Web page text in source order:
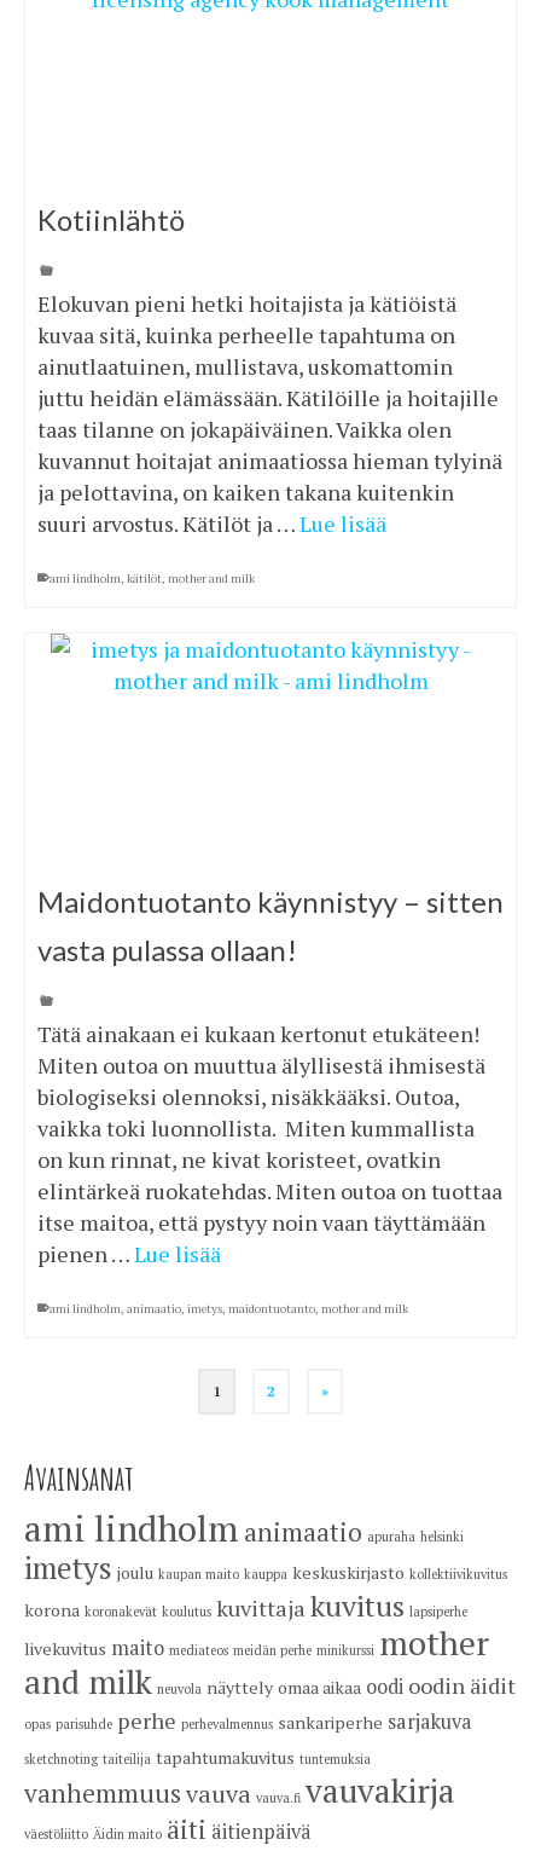
Kotiinlähtö
Elokuvan pieni hetki hoitajista ja kätiöistä
kuvaa sitä, kuinka perheelle tapahtuma on
ainutlaatuinen, mullistava, uskomattomin
juttu heidän elämässään. Kätilöille ja hoitajille
taas tilanne on jokapäiväinen. Vaikka olen
kuvannut hoitajat animaatiossa hieman tylyinä
ja pelottavina, on kaiken takana kuitenkin
suuri arvostus. Kätilöt ja …Lue lisää
ami lindholm, kätilöt, mother and milk
Maidontuotanto käynnistyy – sitten
vasta pulassa ollaan!
Tätä ainakaan ei kukaan kertonut etukäteen!
Miten outoa on muuttua älyllisestä ihmisestä
biologiseksi olennoksi, nisäkkääksi. Outoa,
vaikka toki luonnollista. Miten kummallista
on kun rinnat, ne kivat koristeet, ovatkin
elintärkeä ruokatehdas. Miten outoa on tuottaa
itse maitoa, että pystyy noin vaan täyttämään
pienen …Lue lisää
ami lindholm, animaatio, imetys, maidontuotanto, mother and milk
1 2 »
Avainsanat
ami lindholm animaatio apuraha helsinki
imetys joulu kaupan maito kauppa keskuskirjasto kollektiivikuvitus
korona koronakevät koulutus kuvittaja kuvitus lapsiperhe
livekuvitus maito mediateos meidän perhe minikurssi mother
and milk neuvola näyttely omaa aikaa oodi oodin äidit
opas parisuhde perhe perhevalmennus sankariperhe sarjakuva
sketchnoting taiteilija tapahtumakuvitus tuntemuksia
vanhemmuusvauva vauva.fi vauvakirja
väestöliitto Äidin maito äiti äitienpäivä